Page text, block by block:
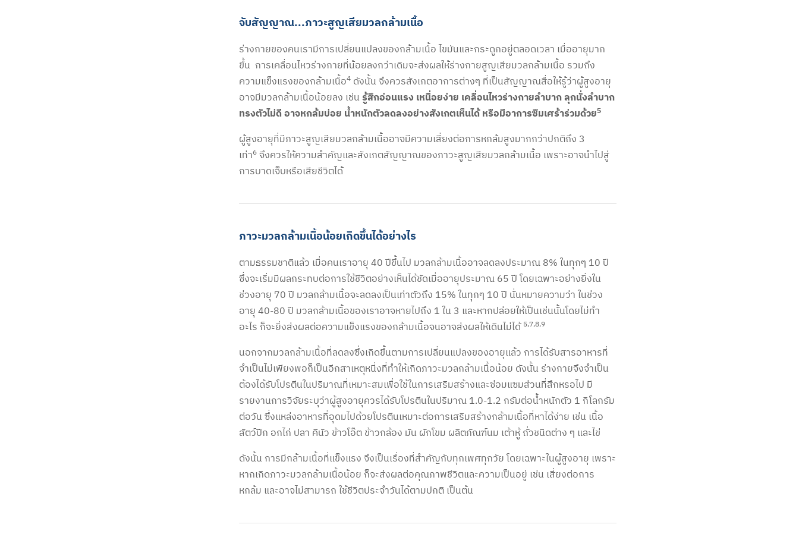
จับสัญญาณ...ภาวะสูญเสียมวลกล้ามเนื้อ
ร่างกายของคนเรามีการเปลี่ยนแปลงของกล้ามเนื้อ ไขมันและกระดูกอยู่ตลอดเวลา เมื่ออายุมาก
ขึ้น การเคลื่อนไหวร่างกายที่น้อยลงกว่าเดิมจะส่งผลให้ร่างกายสูญเสียมวลกล้ามเนื้อ รวมถึง
ความแข็งแรงของกล้ามเนื้อ4 ดังนั้น จึงควรสังเกตอาการต่างๆ ที่เป็นสัญญาณสื่อให้รู้ว่าผู้สูงอายุ
อาจมีมวลกล้ามเนื้อน้อยลง เช่น รู้สึกอ่อนแรง เหนื่อยง่าย เคลื่อนไหวร่างกายลำบาก ลุกนั่งลำบาก
ทรงตัวไม่ดี อาจหกล้มบ่อย น้ำหนักตัวลดลงอย่างสังเกตเห็นได้ หรือมีอาการซึมเศร้าร่วมด้วย5
ผู้สูงอายุที่มีภาวะสูญเสียมวลกล้ามเนื้ออาจมีความเสี่ยงต่อการหกล้มสูงมากกว่าปกติถึง 3
เท่า6 จึงควรให้ความสำคัญและสังเกตสัญญาณของภาวะสูญเสียมวลกล้ามเนื้อ เพราะอาจนำไปสู่
การบาดเจ็บหรือเสียชีวิตได้
ภาวะมวลกล้ามเนื้อน้อยเกิดขึ้นได้อย่างไร
ตามธรรมชาติแล้ว เมื่อคนเราอายุ 40 ปีขึ้นไป มวลกล้ามเนื้ออาจลดลงประมาณ 8% ในทุกๆ 10 ปี
ซึ่งจะเริ่มมีผลกระทบต่อการใช้ชีวิตอย่างเห็นได้ชัดเมื่ออายุประมาณ 65 ปี โดยเฉพาะอย่างยิ่งใน
ช่วงอายุ 70 ปี มวลกล้ามเนื้อจะลดลงเป็นเท่าตัวถึง 15% ในทุกๆ 10 ปี นั่นหมายความว่า ในช่วง
อายุ 40-80 ปี มวลกล้ามเนื้อของเราอาจหายไปถึง 1 ใน 3 และหากปล่อยให้เป็นเช่นนั้นโดยไม่ทำ
อะไร ก็จะยิ่งส่งผลต่อความแข็งแรงของกล้ามเนื้อจนอาจส่งผลให้เดินไม่ได้ 5,7,8,9
นอกจากมวลกล้ามเนื้อที่ลดลงซึ่งเกิดขึ้นตามการเปลี่ยนแปลงของอายุแล้ว การได้รับสารอาหารที่
จำเป็นไม่เพียงพอก็เป็นอีกสาเหตุหนี่งที่ทำให้เกิดภาวะมวลกล้ามเนื้อน้อย ดังนั้น ร่างกายจึงจำเป็น
ต้องได้รับโปรตีนในปริมาณที่เหมาะสมเพื่อใช้ในการเสริมสร้างและซ่อมแซมส่วนที่สึกหรอไป มี
รายงานการวิจัยระบุว่าผู้สูงอายุควรได้รับโปรตีนในปริมาณ 1.0-1.2 กรัมต่อน้ำหนักตัว 1 กิโลกรัม
ต่อวัน ซึ่งแหล่งอาหารที่อุดมไปด้วยโปรตีนเหมาะต่อการเสริมสร้างกล้ามเนื้อที่หาได้ง่าย เช่น เนื้อ
สัตว์ปีก อกไก่ ปลา คีนัว ข้าวโอ๊ต ข้าวกล้อง มัน ผักโขม ผลิตภัณฑ์นม เต้าหู้ ถั่วชนิดต่าง ๆ และไข่
ดังนั้น การมีกล้ามเนื้อที่แข็งแรง จึงเป็นเรื่องที่สำคัญกับทุกเพศทุกวัย โดยเฉพาะในผู้สูงอายุ เพราะ
หากเกิดภาวะมวลกล้ามเนื้อน้อย ก็จะส่งผลต่อคุณภาพชีวิตและความเป็นอยู่ เช่น เสี่ยงต่อการ
หกล้ม และอาจไม่สามารถ ใช้ชีวิตประจำวันได้ตามปกติ เป็นต้น